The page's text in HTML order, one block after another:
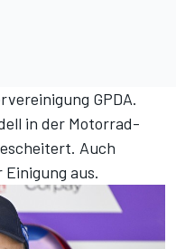
GPDA.
in der Motorrad-
Auch
aus.